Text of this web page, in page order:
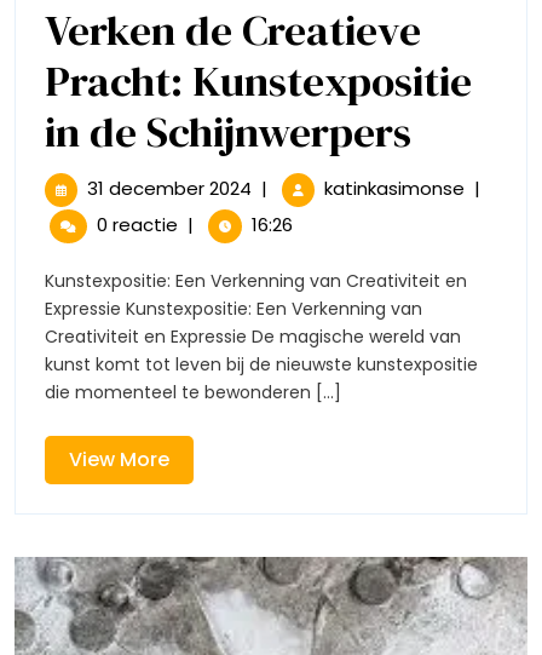
Verken de Creatieve
Pracht: Kunstexpositie
in de Schijnwerpers
de
in
31 december 2024 31
december
| katinkasimonse Verken
|
0 reactie | 16:26
Kunstexpositie: Een Verkenning van Creativiteit en
Expressie Kunstexpositie: Een Verkenning van
Creativiteit en Expressie De magische wereld van
kunst komt tot leven bij de nieuwste kunstexpositie
die momenteel te bewonderen [...]
View MoreView
More